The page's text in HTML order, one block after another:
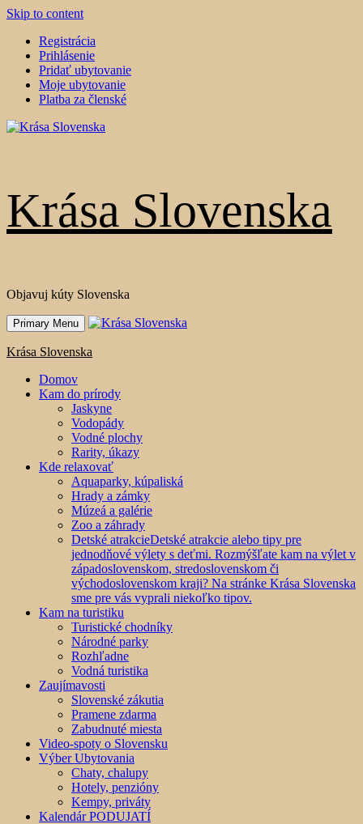
Skip to content
Registrácia
Prihlásenie
Pridať ubytovanie
Moje ubytovanie
Platba za členské
Krása Slovenska
Objavuj kúty Slovenska
Primary Menu
Krása Slovenska
Domov
Kam do prírody
Jaskyne
Vodopády
Vodné plochy
Rarity, úkazy
Kde relaxovať
Aquaparky, kúpaliská
Hrady a zámky
Múzeá a galérie
Zoo a záhrady
Detské atrakcieDetské atrakcie alebo tipy pre
jednodňové výlety s deťmi. Rozmýšľate kam na výlet v
západoslovenskom, stredoslovenskom či
východoslovenskom kraji? Na stránke Krása Slovenska
sme pre vás vyprali niekoľko tipov.
Kam na turistiku
Turistické chodníky
Národné parky
Rozhľadne
Vodná turistika
Zaujímavosti
Slovenské zákutia
Pramene zdarma
Zabudnuté miesta
Video-spoty o Slovensku
Výber Ubytovania
Chaty, chalupy
Hotely, penzióny
Kempy, priváty
Kalendár PODUJATÍ